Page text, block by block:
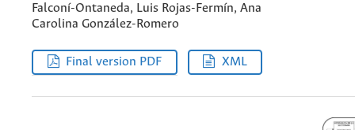
Falconí-Ontaneda, Luis Rojas-Fermín, Ana
Carolina González-Romero
Final version PDF XML